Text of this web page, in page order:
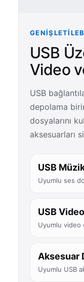
USB
Video
USB
depolama
dosyalarını
aksesuarları
USB
Uyumlu ses
USB Video
Uyumlu video
Aksesuar
Uyumlu USB